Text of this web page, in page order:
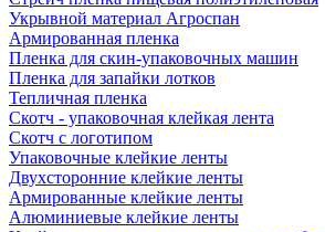
Укрывной материал Агроспан
Армированная пленка
Пленка для скин-упаковочных машин
Пленка для запайки лотков
Тепличная пленка
Скотч - упаковочная клейкая лента
Скотч с логотипом
Упаковочные клейкие ленты
Двухсторонние клейкие ленты
Армированные клейкие ленты
Алюминиевые клейкие ленты